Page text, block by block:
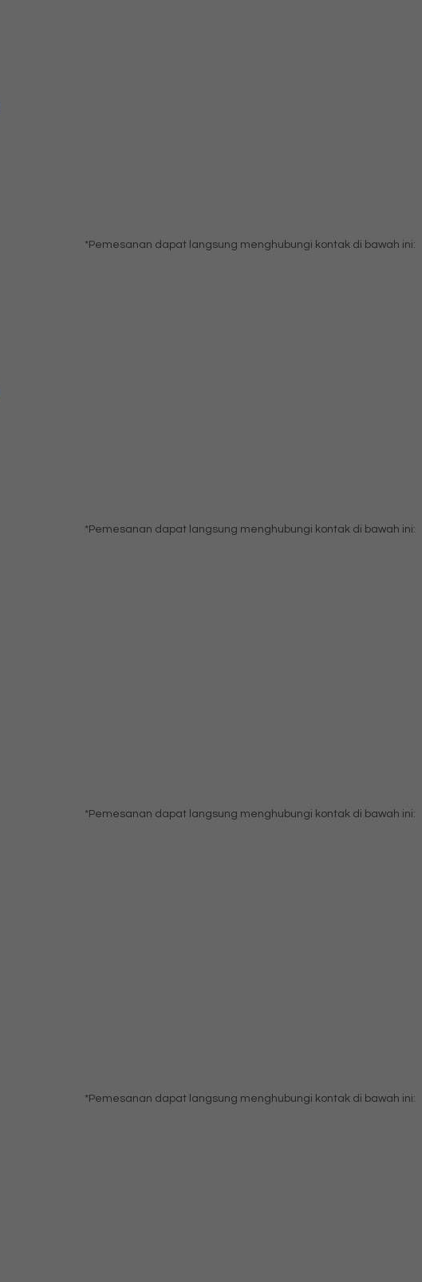
*Pemesanan dapat langsung menghubungi kontak di bawah ini:
*Pemesanan dapat langsung menghubungi kontak di bawah ini:
*Pemesanan dapat langsung menghubungi kontak di bawah ini:
*Pemesanan dapat langsung menghubungi kontak di bawah ini: